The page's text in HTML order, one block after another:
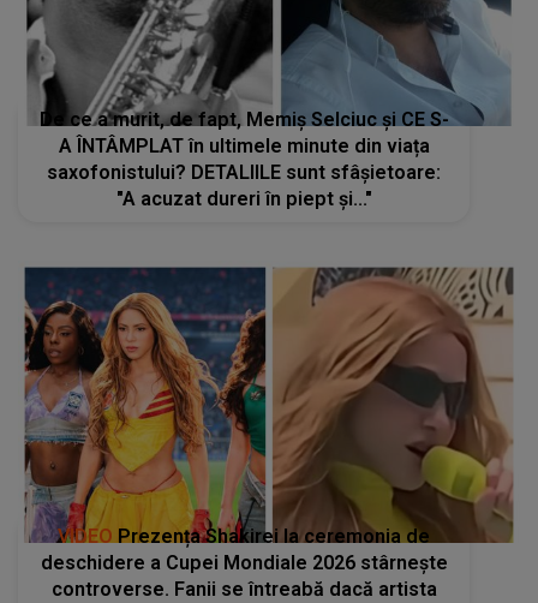
De ce a murit, de fapt, Memiș Selciuc și CE S-
A ÎNTÂMPLAT în ultimele minute din viața
saxofonistului? DETALIILE sunt sfâșietoare:
"A acuzat dureri în piept și..."
VIDEO Prezența Shakirei la ceremonia de
deschidere a Cupei Mondiale 2026 stârnește
controverse. Fanii se întreabă dacă artista